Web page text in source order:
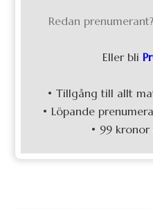
Redan prenumerant?
Eller bli
• Tillgång till allt
• Löpande
• 99